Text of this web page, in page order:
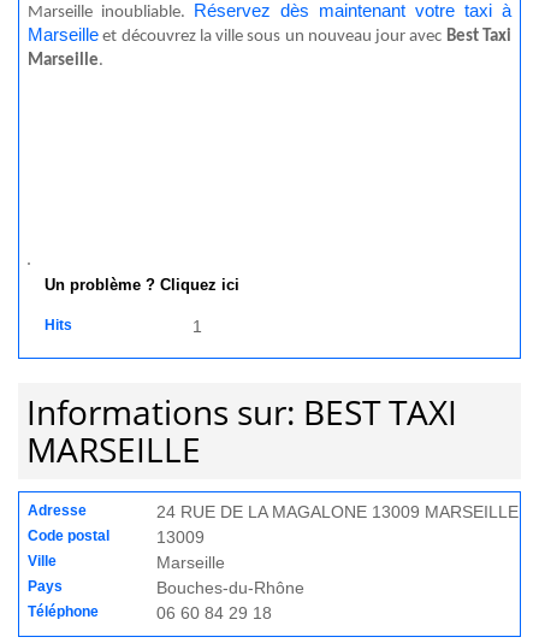
Marseille inoubliable.
Réservez dès maintenant votre taxi à
Marseille et découvrez la ville sous un nouveau jour avec Best Taxi
Marseille.
Un problème ? Cliquez ici
Hits 1
Informations sur: BEST TAXI
MARSEILLE
Adresse 24 RUE DE LA MAGALONE 13009 MARSEILLE
Code postal 13009
Ville Marseille
Pays Bouches-du-Rhône
Téléphone 06 60 84 29 18